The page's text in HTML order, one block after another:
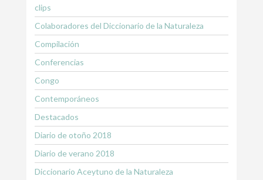
clips
Colaboradores del Diccionario de la Naturaleza
Compilación
Conferencias
Congo
Contemporáneos
Destacados
Diario de otoño 2018
Diario de verano 2018
Diccionario Aceytuno de la Naturaleza